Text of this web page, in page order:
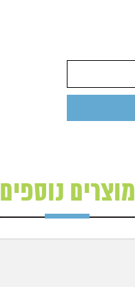
מוצרים נוספים